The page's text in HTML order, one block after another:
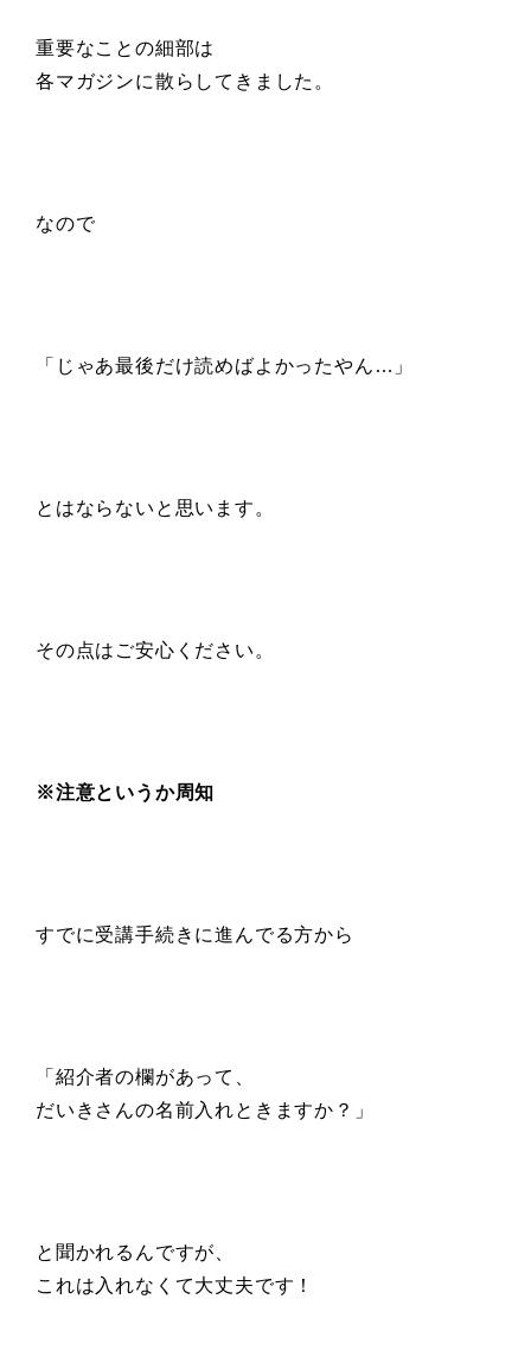
重要なことの細部は
各マガジンに散らしてきました。
なので
「じゃあ最後だけ読めばよかったやん…」
とはならないと思います。
その点はご安心ください。
※注意というか周知
すでに受講手続きに進んでる方から
「紹介者の欄があって、
だいきさんの名前入れときますか？」
と聞かれるんですが、
これは入れなくて大丈夫です！